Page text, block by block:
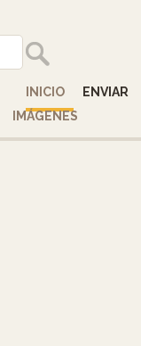
INICIO
ENVIAR
IMÁGENES